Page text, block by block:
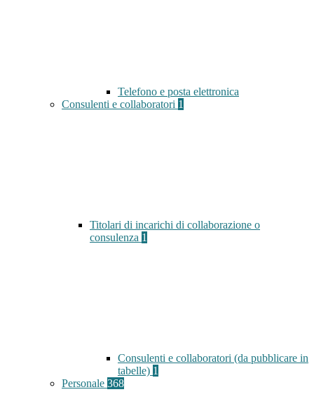
Telefono e posta elettronica
Consulenti e collaboratori 1
Titolari di incarichi di collaborazione o
consulenza 1
Consulenti e collaboratori (da pubblicare in
tabelle) 1
Personale 368